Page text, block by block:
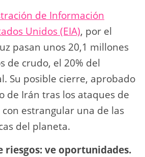
de Información
Unidos (EIA), por el
pasan unos 20,1 millones
de crudo, el 20% del
Su posible cierre, aprobado
de Irán tras los ataques de
con estrangular una de las
del planeta.
riesgos: ve oportunidades.